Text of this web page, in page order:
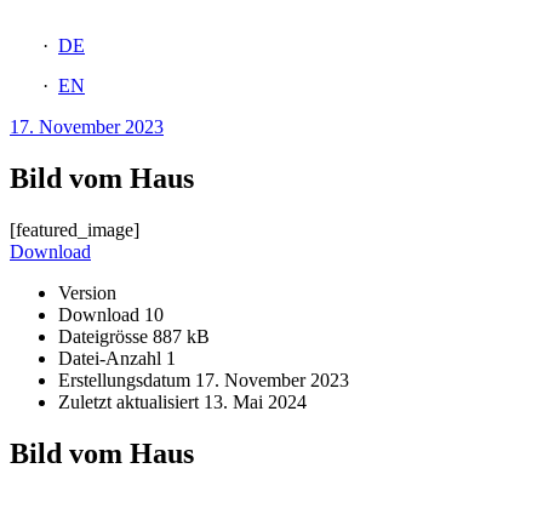
DE
EN
17. November 2023
Bild vom Haus
[featured_image]
Download
Version
Download 10
Dateigrösse 887 kB
Datei-Anzahl 1
Erstellungsdatum 17. November 2023
Zuletzt aktualisiert 13. Mai 2024
Bild vom Haus